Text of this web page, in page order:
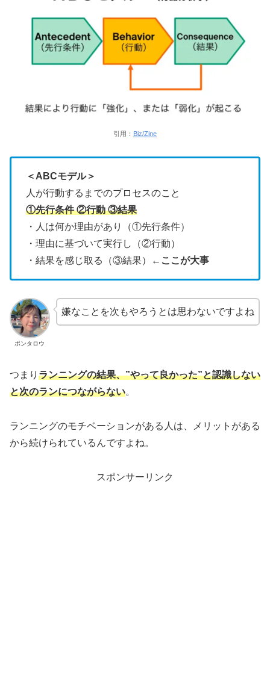
引用： Biz/Zine
＜ABCモデル＞
人が行動するまでのプロセスのこと
①先行条件 ②行動 ③結果
・人は何か理由があり（①先行条件）
・理由に基づいて実行し（②行動）
・結果を感じ取る（③結果）
←ここが大事
ポンタロウ
嫌なことを次もやろうとは思わないですよね
つまり ランニングの結果、”やって良かった”と認識しない
と次のランにつながらない。
ランニングのモチベーションがある人は、メリットがある
から続けられているんですよね。
スポンサーリンク